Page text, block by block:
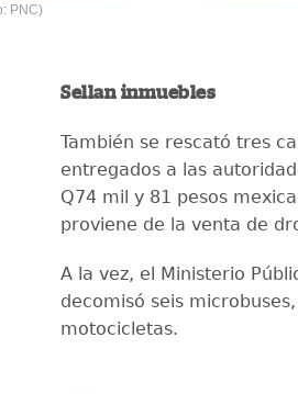
PNC)
Sellan inmuebles
También se rescató tres
entregados a las
Q74 mil y 81 pesos
proviene de la venta de
A la vez, el Ministerio
decomisó seis
motocicletas.